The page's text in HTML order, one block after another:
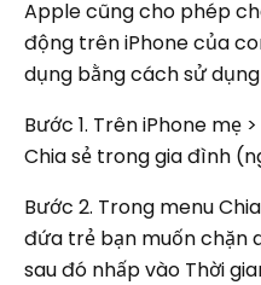
Apple cũng cho phép
động trên iPhone của
dụng bằng cách sử
Bước 1. Trên iPhone mẹ
Chia sẻ trong gia đình
Bước 2. Trong menu
đứa trẻ bạn muốn chặn
sau đó nhấp vào Thời